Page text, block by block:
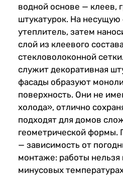
водной основе — клеев,
штукатурок. На несущую
утеплитель, затем
слой из клеевого
стекловолоконной
служит декоративная
фасады образуют
поверхность. Они не
холода», отлично
подходят для домов
геометрической формы.
— зависимость от
монтаже: работы нельзя
минусовых